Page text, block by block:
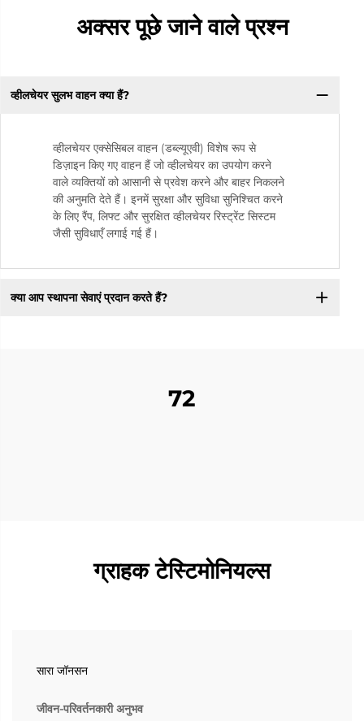
अक्सर पूछे जाने वाले प्रश्न
व्हीलचेयर सुलभ वाहन क्या हैं?
व्हीलचेयर एक्सेसिबल वाहन (डब्ल्यूएवी) विशेष रूप से
डिज़ाइन किए गए वाहन हैं जो व्हीलचेयर का उपयोग करने
वाले व्यक्तियों को आसानी से प्रवेश करने और बाहर निकलने
की अनुमति देते हैं। इनमें सुरक्षा और सुविधा सुनिश्चित करने
के लिए रैंप, लिफ्ट और सुरक्षित व्हीलचेयर रिस्ट्रेंट सिस्टम
जैसी सुविधाएँ लगाई गई हैं।
क्या आप स्थापना सेवाएं प्रदान करते हैं?
72
ग्राहक टेस्टिमोनियल्स
सारा जॉनसन
जीवन-परिवर्तनकारी अनुभव